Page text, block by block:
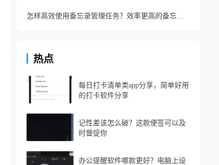
怎样高效使用备忘录管理任务？效率更高的备忘录app
热点
每日打卡清单类app分享，简单好用
的打卡软件分享
记性差该怎么破？这款便签可以及
时督促你
办公提醒软件哪款更好？电脑上设